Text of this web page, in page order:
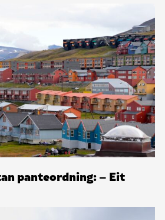
panteordning: – Eit